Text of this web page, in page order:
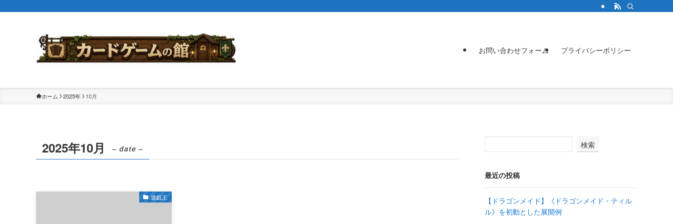
お問い合わせフォーム プライバシーポリシー
ホーム 2025年 10月
2025年10月 – date –
遊戯王
検索
最近の投稿
【ドラゴンメイド】《ドラゴンメイド・ティル
ル》を初動とした展開例